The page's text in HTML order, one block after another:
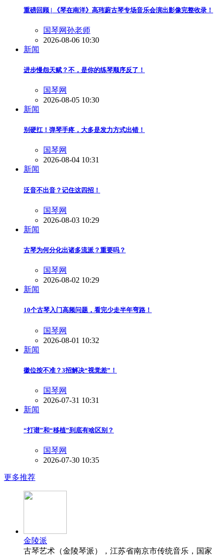
重磅回顾 | 《琴在南洋》高玮蔚古琴专场音乐会演出影像完整收录！
国琴网孙老师
2026-08-06 10:30
新闻
进步慢怨天赋？不，是你的练琴顺序反了！
国琴网
2026-08-05 10:30
新闻
别硬扛！弹琴手疼，大多是发力方式出错！
国琴网
2026-08-04 10:31
新闻
泛音不出音？记住这四招！
国琴网
2026-08-03 10:29
新闻
古琴为何分化出诸多流派？重要吗？
国琴网
2026-08-02 10:29
新闻
10个古琴入门高频问题，看完少走半年弯路！
国琴网
2026-08-01 10:32
新闻
徽位按不准？3招解决“视觉差”！
国琴网
2026-07-31 10:31
新闻
“打谱”和“移植”到底有啥区别？
国琴网
2026-07-30 10:35
更多推荐
金陵派
古琴艺术（金陵琴派），江苏省南京市传统音乐，国家